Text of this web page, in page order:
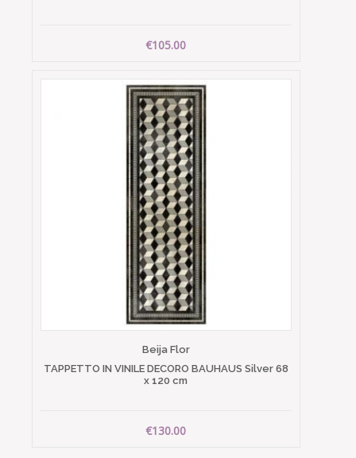
€105.00
Beija Flor
TAPPETTO IN VINILE DECORO BAUHAUS Silver 68
x 120 cm
€130.00